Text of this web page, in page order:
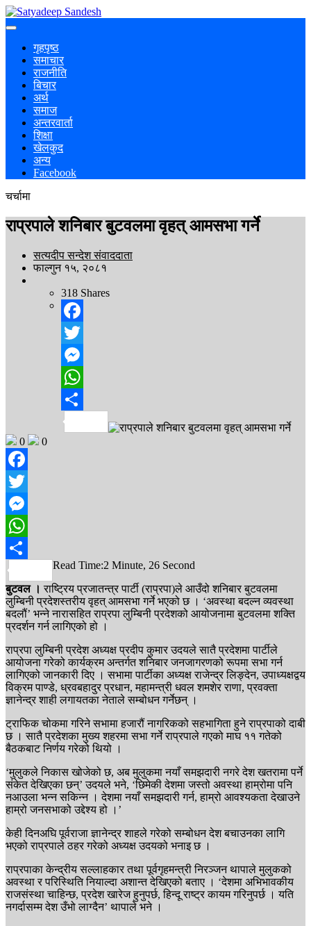
गृहपृष्ठ
समाचार
राजनीति
बिचार
अर्थ
समाज
अन्तरवार्ता
शिक्षा
खेलकुद
अन्य
Facebook
चर्चामा
राप्रपाले शनिबार बुटवलमा वृहत् आमसभा गर्ने
सत्यदीप सन्देश संवाददाता
फाल्गुन १५, २०८१
318 Shares
Facebook
Twitter
Messenger
WhatsApp
Share
0
0
Facebook
Twitter
Messenger
WhatsApp
Share
Read Time:2 Minute, 26 Second
बुटवल । राष्ट्रिय प्रजातन्त्र पार्टी (राप्रपा)ले आउँदो शनिबार बुटवलमा
लुम्बिनी प्रदेशस्तरीय वृहत् आमसभा गर्ने भएको छ । ‘अवस्था बदल्न व्यवस्था
बदलौं’ भन्ने नारासहित राप्रपा लुम्बिनी प्रदेशको आयोजनामा बुटवलमा शक्ति
प्रदर्शन गर्न लागिएको हो ।
राप्रपा लुम्बिनी प्रदेश अध्यक्ष प्रदीप कुमार उदयले सातै प्रदेशमा पार्टीले
आयोजना गरेको कार्यक्रम अन्तर्गत शनिबार जनजागरणको रूपमा सभा गर्न
लागिएको जानकारी दिए । सभामा पार्टीका अध्यक्ष राजेन्द्र लिङ्देन, उपाध्यक्षद्वय
विक्रम पाण्डे, ध्रवबहादुर प्रधान, महामन्त्री धवल शमशेर राणा, प्रवक्ता
ज्ञानेन्द्र शाही लगायतका नेताले सम्बोधन गर्नेछन् ।
ट्राफिक चोकमा गरिने सभामा हजारौं नागरिकको सहभागिता हुने राप्रपाको दाबी
छ । सातै प्रदेशका मुख्य शहरमा सभा गर्ने राप्रपाले गएको माघ ११ गतेको
बैठकबाट निर्णय गरेको थियो ।
‘मुलुकले निकास खोजेको छ, अब मुलुकमा नयाँ समझदारी नगरे देश खतरामा पर्ने
संकेत देखिएका छन्’ उदयले भने, ‘छिमेकी देशमा जस्तो अवस्था हाम्रोमा पनि
नआउला भन्न सकिन्न । देशमा नयाँ समझदारी गर्न, हाम्रो आवश्यकता देखाउने
हाम्रो जनसभाको उद्देश्य हो ।’
केही दिनअघि पूर्वराजा ज्ञानेन्द्र शाहले गरेको सम्बोधन देश बचाउनका लागि
भएको राप्रपाले ठहर गरेको अध्यक्ष उदयको भनाइ छ ।
राप्रपाका केन्द्रीय सल्लाहकार तथा पूर्वगृहमन्त्री निरञ्जन थापाले मुलुकको
अवस्था र परिस्थिति नियाल्दा अशान्त देखिएको बताए । ‘देशमा अभिभावकीय
राजसंस्था चाहिन्छ, प्रदेश खारेज हुनुपर्छ, हिन्दू राष्ट्र कायम गरिनुपर्छ । यति
नगर्दासम्म देश उँभो लाग्दैन’ थापाले भने ।